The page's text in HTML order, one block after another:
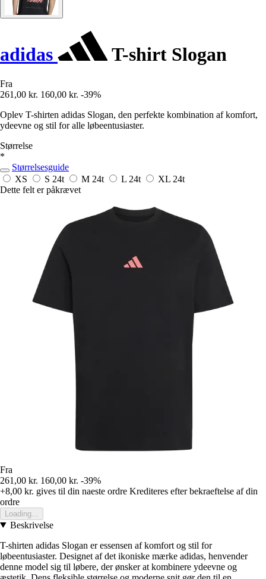
adidas T-shirt Slogan
Fra
261,00 kr. 160,00 kr. -39%
Oplev T-shirten adidas Slogan, den perfekte kombination af komfort,
ydeevne og stil for alle løbeentusiaster.
Størrelse
*
Størrelsesguide
XS
S 24t M 24t L 24t XL 24t
Dette felt er påkrævet
Fra
261,00 kr. 160,00 kr. -39%
+8,00 kr. gives til din naeste ordre Krediteres efter bekraeftelse af din
ordre
Loading...
Beskrivelse
T-shirten adidas Slogan er essensen af komfort og stil for
løbeentusiaster. Designet af det ikoniske mærke adidas, henvender
denne model sig til løbere, der ønsker at kombinere ydeevne og